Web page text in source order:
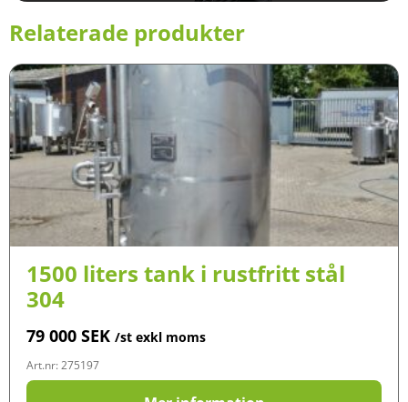
Relaterade produkter
1500 liters tank i rustfritt stål
304
79 000 SEK /st exkl moms
Art.nr: 275197